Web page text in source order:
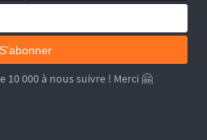
S'abonner
10 000 à nous suivre ! Merci 🤗